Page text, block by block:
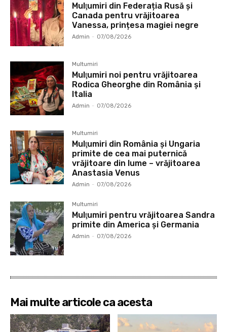
Mulţumiri din Federația Rusă și
Canada pentru vrăjitoarea
Vanessa, prințesa magiei negre
Admin - 07/08/2026
Multumiri
Mulţumiri noi pentru vrăjitoarea
Rodica Gheorghe din România și
Italia
Admin - 07/08/2026
Multumiri
Mulţumiri din România și Ungaria
primite de cea mai puternică
vrăjitoare din lume – vrăjitoarea
Anastasia Venus
Admin - 07/08/2026
Multumiri
Mulţumiri pentru vrăjitoarea Sandra
primite din America și Germania
Admin - 07/08/2026
Mai multe articole ca acesta